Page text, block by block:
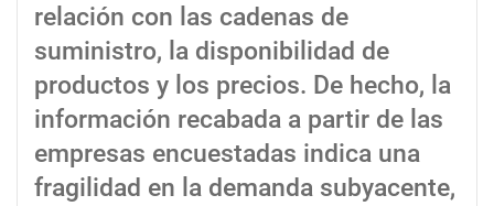
relación con las cadenas de
suministro, la disponibilidad de
productos y los precios. De hecho, la
información recabada a partir de las
empresas encuestadas indica una
fragilidad en la demanda subyacente,